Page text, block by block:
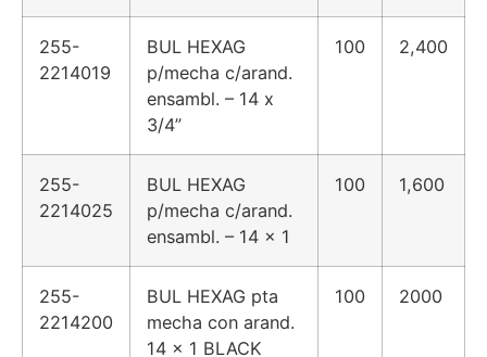
255-
2214019
BUL HEXAG
p/mecha c/arand.
ensambl. – 14 x
3/4”
100 2,400
255-
2214025
BUL HEXAG
p/mecha c/arand.
ensambl. – 14 x 1
100 1,600
255-
2214200
BUL HEXAG pta
mecha con arand.
14 x 1 BLACK
100 2000